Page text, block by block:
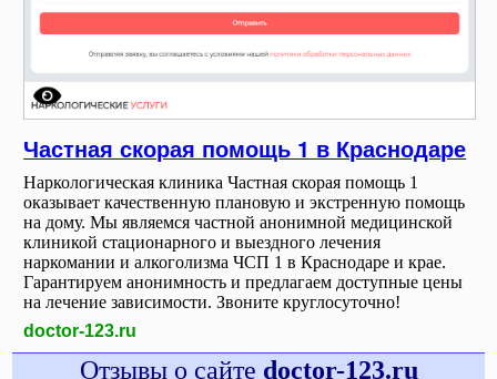
Частная скорая помощь 1 в Краснодаре
Наркологическая клиника Частная скорая помощь 1
оказывает качественную плановую и экстренную помощь
на дому. Мы являемся частной анонимной медицинской
клиникой стационарного и выездного лечения
наркомании и алкоголизма ЧСП 1 в Краснодаре и крае.
Гарантируем анонимность и предлагаем доступные цены
на лечение зависимости. Звоните круглосуточно!
doctor-123.ru
Отзывы о сайте doctor-123.ru